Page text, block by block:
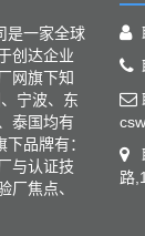
是一家全球
创达企业
网旗下知
宁波、东
泰国均有
品牌有：
与认证技
厂焦点、
csw
路